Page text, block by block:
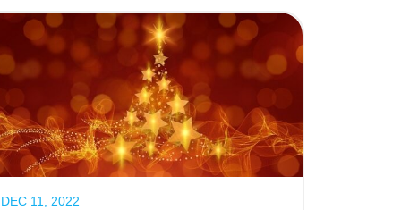
DEC 11, 2022